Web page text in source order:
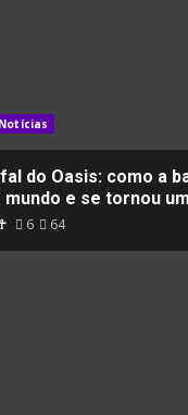
Notícias
do Oasis: como a
e se tornou
6 64